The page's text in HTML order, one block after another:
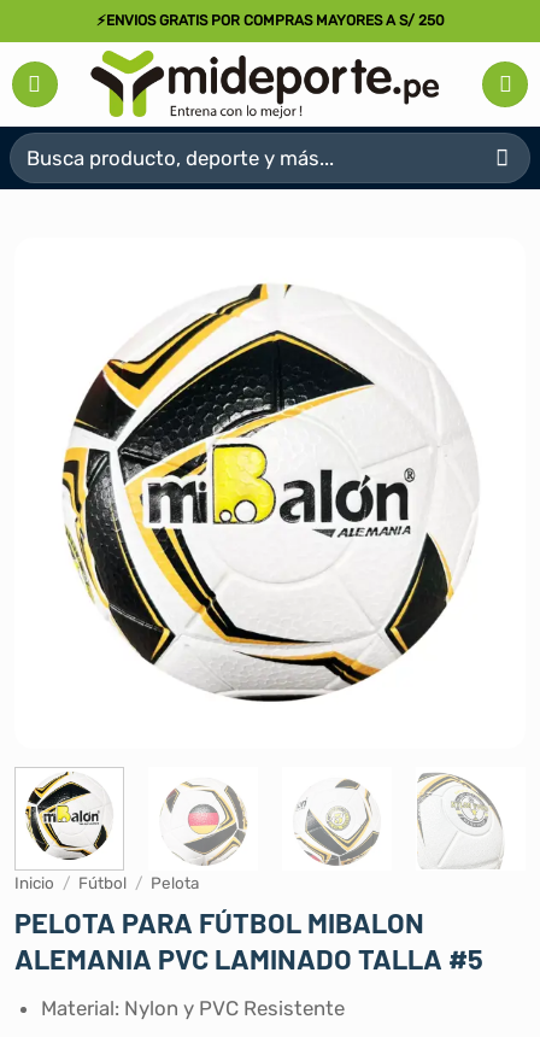
al
contenido
⚡ENVIOS GRATIS POR COMPRAS MAYORES A S/ 250
Buscar
por:
Inicio / Fútbol / Pelota
PELOTA PARA FÚTBOL MIBALON
ALEMANIA PVC LAMINADO TALLA #5
Material: Nylon y PVC Resistente